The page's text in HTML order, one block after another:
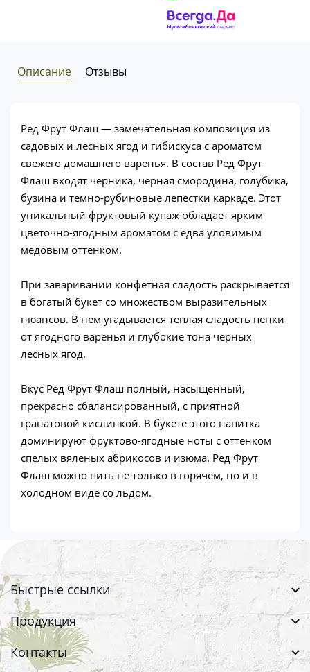
Описание Отзывы
Ред Фрут Флаш — замечательная композиция из
садовых и лесных ягод и гибискуса с ароматом
свежего домашнего варенья. В состав Ред Фрут
Флаш входят черника, черная смородина, голубика,
бузина и темно-рубиновые лепестки каркаде. Этот
уникальный фруктовый купаж обладает ярким
цветочно-ягодным ароматом с едва уловимым
медовым оттенком.
При заваривании конфетная сладость раскрывается
в богатый букет со множеством выразительных
нюансов. В нем угадывается теплая сладость пенки
от ягодного варенья и глубокие тона черных
лесных ягод.
Вкус Ред Фрут Флаш полный, насыщенный,
прекрасно сбалансированный, с приятной
гранатовой кислинкой. В букете этого напитка
доминируют фруктово-ягодные ноты с оттенком
спелых вяленых абрикосов и изюма. Ред Фрут
Флаш можно пить не только в горячем, но и в
холодном виде со льдом.
Быстрые ссылки
Продукция
Контакты